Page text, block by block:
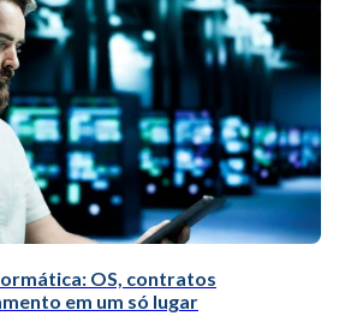
OS, contratos
em um só lugar